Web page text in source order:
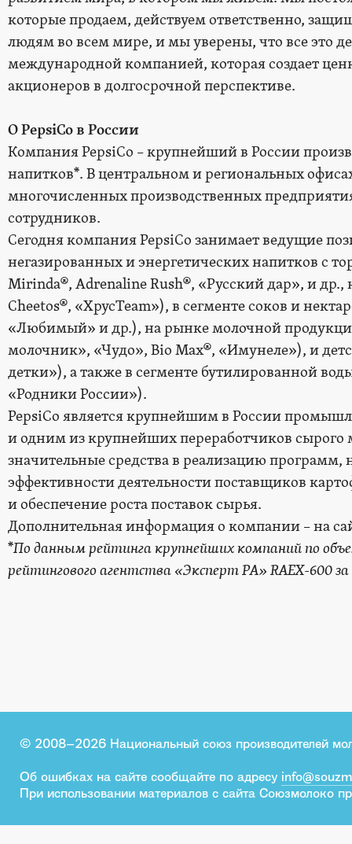
которые продаем, действуем ответственно,
людям во всем мире, и мы уверены, что все это
международной компанией, которая создает
акционеров в долгосрочной перспективе.
ОPepsiCoв России
Компания PepsiCo – крупнейший в России
напитков*. В центральном и региональных
многочисленных производственных
сотрудников.
Сегодня компания PepsiCo занимает ведущие
негазированных и энергетических напитков с
Mirinda®, Adrenaline Rush®, «Русский дар», и др.,
Cheetos®, «ХрусTeam»), в сегменте соков и
«Любимый» и др.), на рынке молочной
молочник», «Чудо», Bio Max®, «Имунеле»), и
детки»), а также в сегменте бутилированной
«Родники России»).
PepsiCo является крупнейшим в России
и одним из крупнейших переработчиков сырого
значительные средства в реализацию
эффективности деятельности поставщиков
и обеспечение роста поставок сырья.
Дополнительная информация о компании – на
*По данным рейтинга крупнейших компаний по
рейтингового агентства «Эксперт РА»RAEX-600 за
© 2008–2026 Национальный союз производителей
Об ошибках на сайте сообщайте по адресу
При использовании материалов с сайта Союзмолоко